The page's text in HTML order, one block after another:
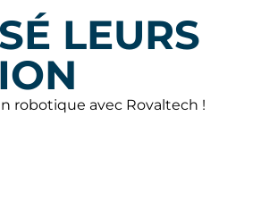
LEURS
robotique avec Rovaltech !